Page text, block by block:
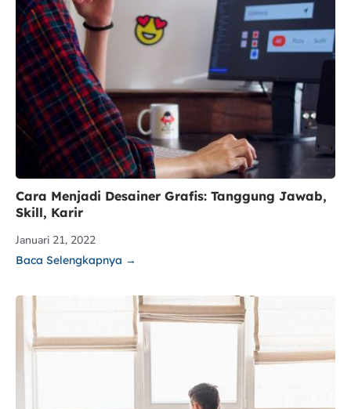
Cara Menjadi Desainer Grafis: Tanggung Jawab,
Skill, Karir
Januari 21, 2022
Baca Selengkapnya →